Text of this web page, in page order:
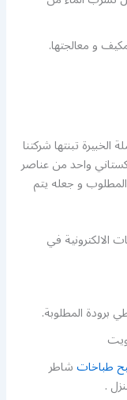
و معالجتها.
تبنتها شركتنا
واحد من عناصر
المطلوب و جعله يتم
الالكترونية في
برودة المطلوبة.
طباخاتشاطر
.